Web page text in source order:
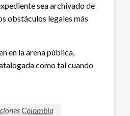
sea archivado de
obstáculos legales más
en la arena pública,
como tal cuando
Colombia